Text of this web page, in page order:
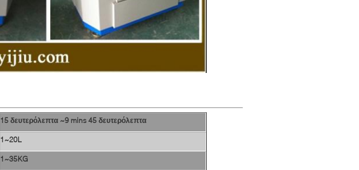
15 δευτερόλεπτα ~9 mins 45 δευτερόλεπτα
1~20L
1~35KG